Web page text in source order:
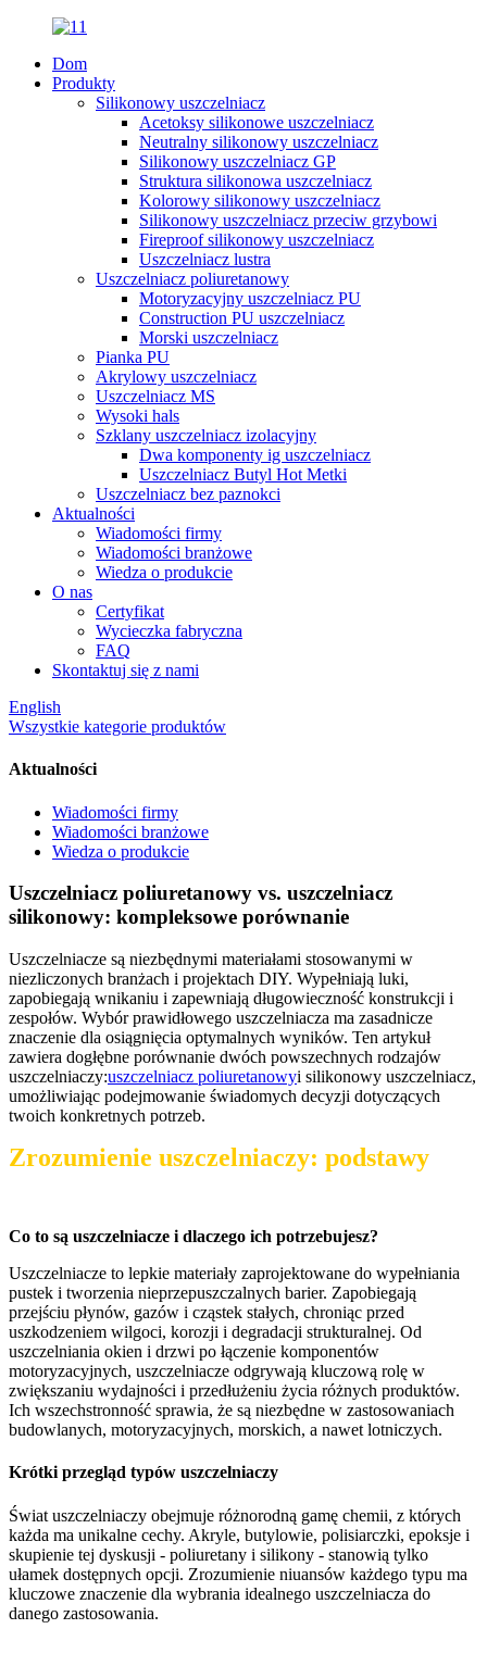
Dom
Produkty
Silikonowy uszczelniacz
Acetoksy silikonowe uszczelniacz
Neutralny silikonowy uszczelniacz
Silikonowy uszczelniacz GP
Struktura silikonowa uszczelniacz
Kolorowy silikonowy uszczelniacz
Silikonowy uszczelniacz przeciw grzybowi
Fireproof silikonowy uszczelniacz
Uszczelniacz lustra
Uszczelniacz poliuretanowy
Motoryzacyjny uszczelniacz PU
Construction PU uszczelniacz
Morski uszczelniacz
Pianka PU
Akrylowy uszczelniacz
Uszczelniacz MS
Wysoki hals
Szklany uszczelniacz izolacyjny
Dwa komponenty ig uszczelniacz
Uszczelniacz Butyl Hot Metki
Uszczelniacz bez paznokci
Aktualności
Wiadomości firmy
Wiadomości branżowe
Wiedza o produkcie
O nas
Certyfikat
Wycieczka fabryczna
FAQ
Skontaktuj się z nami
English
Wszystkie kategorie produktów
Aktualności
Wiadomości firmy
Wiadomości branżowe
Wiedza o produkcie
Uszczelniacz poliuretanowy vs. uszczelniacz
silikonowy: kompleksowe porównanie
Uszczelniacze są niezbędnymi materiałami stosowanymi w
niezliczonych branżach i projektach DIY. Wypełniają luki,
zapobiegają wnikaniu i zapewniają długowieczność konstrukcji i
zespołów. Wybór prawidłowego uszczelniacza ma zasadnicze
znaczenie dla osiągnięcia optymalnych wyników. Ten artykuł
zawiera dogłębne porównanie dwóch powszechnych rodzajów
uszczelniaczy:uszczelniacz poliuretanowyi silikonowy uszczelniacz,
umożliwiając podejmowanie świadomych decyzji dotyczących
twoich konkretnych potrzeb.
Zrozumienie uszczelniaczy: podstawy
Co to są uszczelniacze i dlaczego ich potrzebujesz?
Uszczelniacze to lepkie materiały zaprojektowane do wypełniania
pustek i tworzenia nieprzepuszczalnych barier. Zapobiegają
przejściu płynów, gazów i cząstek stałych, chroniąc przed
uszkodzeniem wilgoci, korozji i degradacji strukturalnej. Od
uszczelniania okien i drzwi po łączenie komponentów
motoryzacyjnych, uszczelniacze odgrywają kluczową rolę w
zwiększaniu wydajności i przedłużeniu życia różnych produktów.
Ich wszechstronność sprawia, że ​​są niezbędne w zastosowaniach
budowlanych, motoryzacyjnych, morskich, a nawet lotniczych.
Krótki przegląd typów uszczelniaczy
Świat uszczelniaczy obejmuje różnorodną gamę chemii, z których
każda ma unikalne cechy. Akryle, butylowie, polisiarczki, epoksje i
skupienie tej dyskusji - poliuretany i silikony - stanowią tylko
ułamek dostępnych opcji. Zrozumienie niuansów każdego typu ma
kluczowe znaczenie dla wybrania idealnego uszczelniacza do
danego zastosowania.